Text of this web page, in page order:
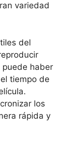
variedad
del
puede haber
tiempo de
los
rápida y